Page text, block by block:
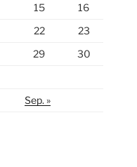
15
16
22
23
29
30
Sep. »